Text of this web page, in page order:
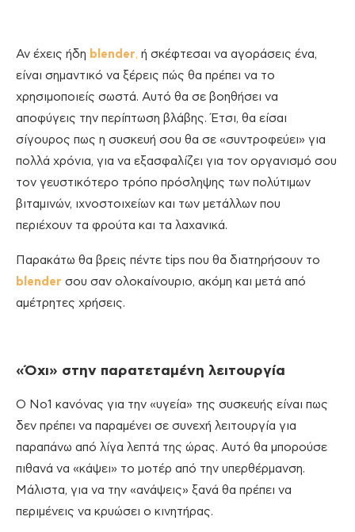
Αν έχεις ήδη blender, ή σκέφτεσαι να αγοράσεις ένα,
είναι σημαντικό να ξέρεις πώς θα πρέπει να το
χρησιμοποιείς σωστά. Αυτό θα σε βοηθήσει να
αποφύγεις την περίπτωση βλάβης. Έτσι, θα είσαι
σίγουρος πως η συσκευή σου θα σε «συντροφεύει» για
πολλά χρόνια, για να εξασφαλίζει για τον οργανισμό σου
τον γευστικότερο τρόπο πρόσληψης των πολύτιμων
βιταμινών, ιχνοστοιχείων και των μετάλλων που
περιέχουν τα φρούτα και τα λαχανικά.
Παρακάτω θα βρεις πέντε tips που θα διατηρήσουν το
blender σου σαν ολοκαίνουριο, ακόμη και μετά από
αμέτρητες χρήσεις.
«Όχι» στην παρατεταμένη λειτουργία
Ο Νο1 κανόνας για την «υγεία» της συσκευής είναι πως
δεν πρέπει να παραμένει σε συνεχή λειτουργία για
παραπάνω από λίγα λεπτά της ώρας. Αυτό θα μπορούσε
πιθανά να «κάψει» το μοτέρ από την υπερθέρμανση.
Μάλιστα, για να την «ανάψεις» ξανά θα πρέπει να
περιμένεις να κρυώσει ο κινητήρας.